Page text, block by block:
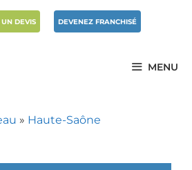
DEVIS DEVENEZ FRANCHISÉ
MENU
» Haute-Saône